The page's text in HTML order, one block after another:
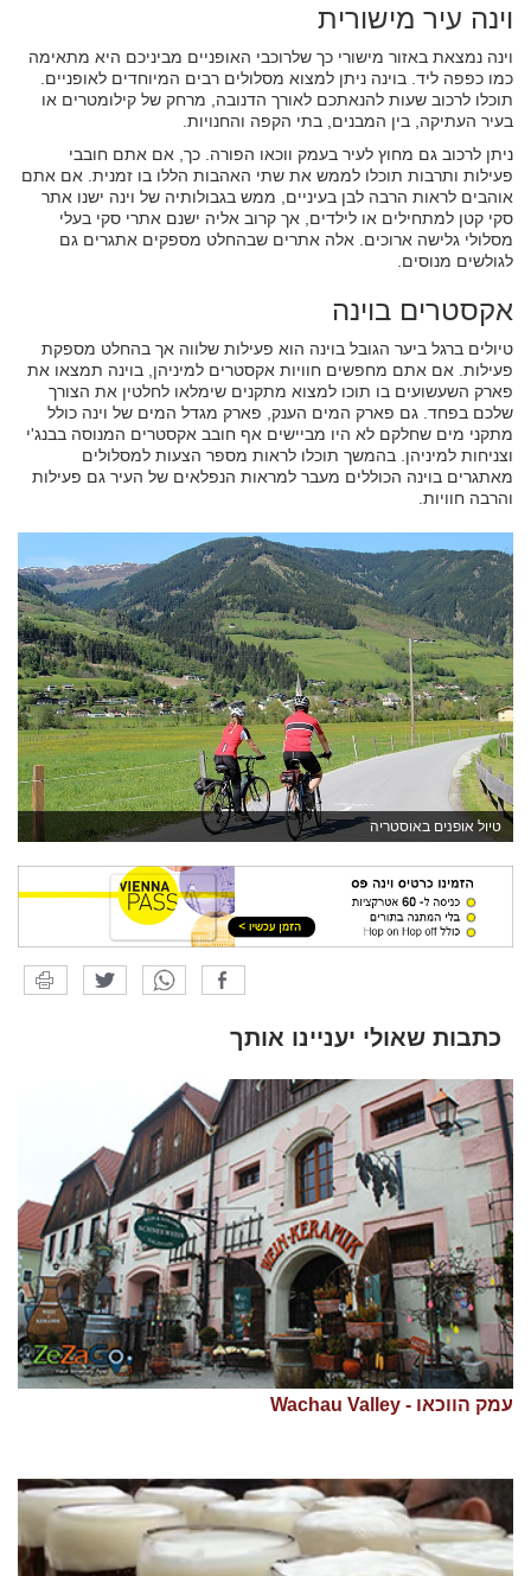
וינה עיר מישורית
וינה נמצאת באזור מישורי כך שלרוכבי האופניים מביניכם היא מתאימה
כמו כפפה ליד. בוינה ניתן למצוא מסלולים רבים המיוחדים לאופניים.
תוכלו לרכוב שעות להנאתכם לאורך הדנובה, מרחק של קילומטרים או
בעיר העתיקה, בין המבנים, בתי הקפה והחנויות.
ניתן לרכוב גם מחוץ לעיר בעמק ווכאו הפורה. כך, אם אתם חובבי
פעילות ותרבות תוכלו לממש את שתי האהבות הללו בו זמנית. אם אתם
אוהבים לראות הרבה לבן בעיניים, ממש בגבולותיה של וינה ישנו אתר
סקי קטן למתחילים או לילדים, אך קרוב אליה ישנם אתרי סקי בעלי
מסלולי גלישה ארוכים. אלה אתרים שבהחלט מספקים אתגרים גם
לגולשים מנוסים.
אקסטרים בוינה
טיולים ברגל ביער הגובל בוינה הוא פעילות שלווה אך בהחלט מספקת
פעילות. אם אתם מחפשים חוויות אקסטרים למיניהן, בוינה תמצאו את
פארק השעשועים בו תוכו למצוא מתקנים שימלאו לחלטין את הצורך
שלכם בפחד. גם פארק המים הענק, פארק מגדל המים של וינה כולל
מתקני מים שחלקם לא היו מביישים אף חובב אקסטרים המנוסה בבנג'י
וצניחות למיניהן. בהמשך תוכלו לראות מספר הצעות למסלולים
מאתגרים בוינה הכוללים מעבר למראות הנפלאים של העיר גם פעילות
והרבה חוויות.
טיול אופנים באוסטריה
כתבות שאולי יעניינו אותך
עמק הווכאו - Wachau Valley